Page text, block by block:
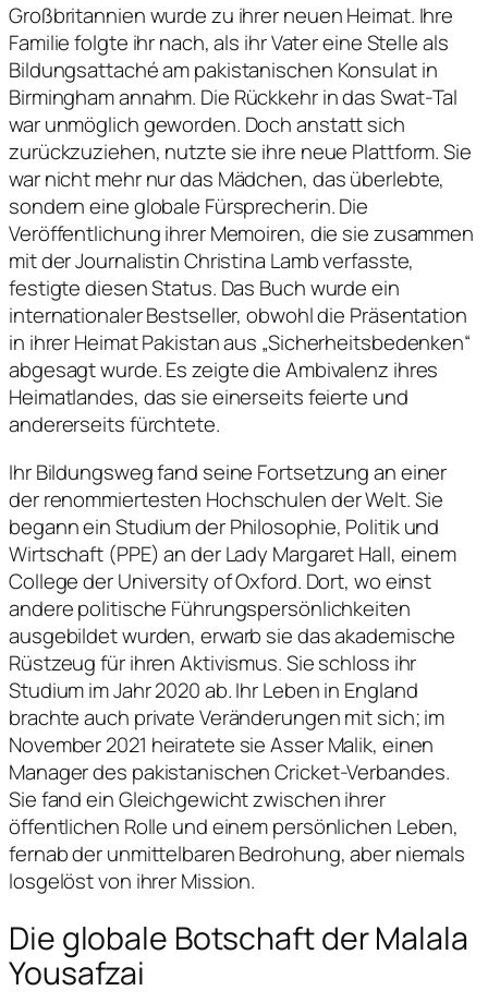
Großbritannien wurde zu ihrer neuen Heimat. Ihre
Familie folgte ihr nach, als ihr Vater eine Stelle als
Bildungsattaché am pakistanischen Konsulat in
Birmingham annahm. Die Rückkehr in das Swat-Tal
war unmöglich geworden. Doch anstatt sich
zurückzuziehen, nutzte sie ihre neue Plattform. Sie
war nicht mehr nur das Mädchen, das überlebte,
sondern eine globale Fürsprecherin. Die
Veröffentlichung ihrer Memoiren, die sie zusammen
mit der Journalistin Christina Lamb verfasste,
festigte diesen Status. Das Buch wurde ein
internationaler Bestseller, obwohl die Präsentation
in ihrer Heimat Pakistan aus „Sicherheitsbedenken“
abgesagt wurde. Es zeigte die Ambivalenz ihres
Heimatlandes, das sie einerseits feierte und
andererseits fürchtete.
Ihr Bildungsweg fand seine Fortsetzung an einer
der renommiertesten Hochschulen der Welt. Sie
begann ein Studium der Philosophie, Politik und
Wirtschaft (PPE) an der Lady Margaret Hall, einem
College der University of Oxford. Dort, wo einst
andere politische Führungspersönlichkeiten
ausgebildet wurden, erwarb sie das akademische
Rüstzeug für ihren Aktivismus. Sie schloss ihr
Studium im Jahr 2020 ab. Ihr Leben in England
brachte auch private Veränderungen mit sich; im
November 2021 heiratete sie Asser Malik, einen
Manager des pakistanischen Cricket-Verbandes.
Sie fand ein Gleichgewicht zwischen ihrer
öffentlichen Rolle und einem persönlichen Leben,
fernab der unmittelbaren Bedrohung, aber niemals
losgelöst von ihrer Mission.
Die globale Botschaft der Malala
Yousafzai